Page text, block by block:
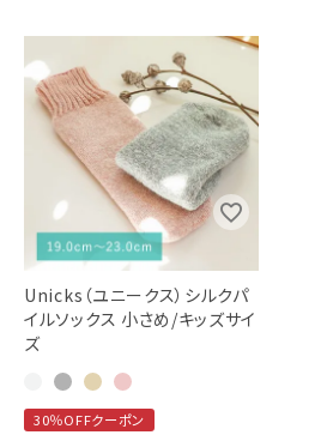
Unicks（ユニークス）シルクパ
イルソックス 小さめ/キッズサイ
ズ
30％OFFクーポン